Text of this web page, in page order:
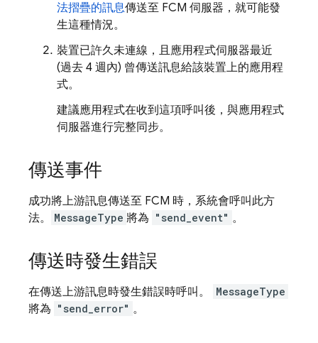
法摺疊的訊息傳送至 FCM 伺服器，就可能發
生這種情況。
裝置已許久未連線，且應用程式伺服器最近
(過去 4 週內) 曾傳送訊息給該裝置上的應用程
式。
建議應用程式在收到這項呼叫後，與應用程式
伺服器進行完整同步。
傳送事件
成功將上游訊息傳送至 FCM 時，系統會呼叫此方
法。
MessageType 將為 "send_event" 。
傳送時發生錯誤
在傳送上游訊息時發生錯誤時呼叫。 MessageType
將為 "send_error" 。